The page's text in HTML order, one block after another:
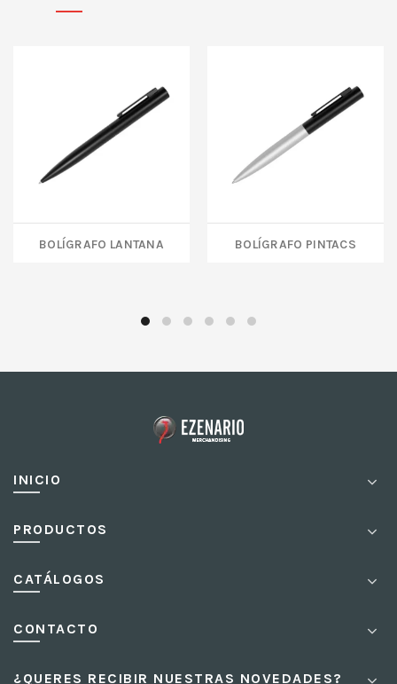
BOLÍGRAFO LANTANA BOLÍGRAFO PINTACS
INICIO
PRODUCTOS
CATÁLOGOS
CONTACTO
¿QUERES RECIBIR NUESTRAS NOVEDADES?